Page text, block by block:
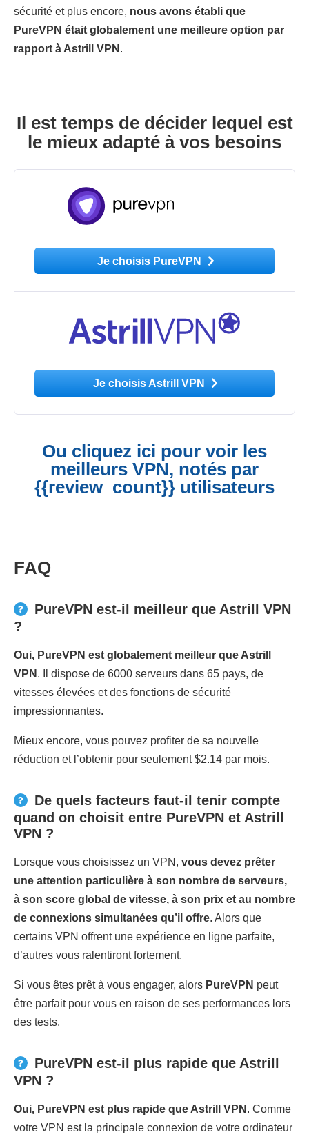
sécurité et plus encore, nous avons établi que
PureVPN était globalement une meilleure option par
rapport à Astrill VPN .
Il est temps de décider lequel est
le mieux adapté à vos besoins
Je choisis PureVPN
Je choisis Astrill VPN
Ou cliquez ici pour voir les
meilleurs VPN, notés par
{{review_count}} utilisateurs
FAQ
PureVPN est-il meilleur que Astrill VPN
?
Oui, PureVPN est globalement meilleur que Astrill
VPN . Il dispose de 6000 serveurs dans 65 pays, de
vitesses élevées et des fonctions de sécurité
impressionnantes.
Mieux encore, vous pouvez profiter de sa nouvelle
réduction et l’obtenir pour seulement $2.14 par mois.
De quels facteurs faut-il tenir compte
quand on choisit entre PureVPN et Astrill
VPN ?
Lorsque vous choisissez un VPN, vous devez prêter
une attention particulière à son nombre de serveurs,
à son score global de vitesse, à son prix et au nombre
de connexions simultanées qu’il offre. Alors que
certains VPN offrent une expérience en ligne parfaite,
d’autres vous ralentiront fortement.
Si vous êtes prêt à vous engager, alors PureVPN peut
être parfait pour vous en raison de ses performances lors
des tests.
PureVPN est-il plus rapide que Astrill
VPN ?
Oui, PureVPN est plus rapide que Astrill VPN . Comme
votre VPN est la principale connexion de votre ordinateur